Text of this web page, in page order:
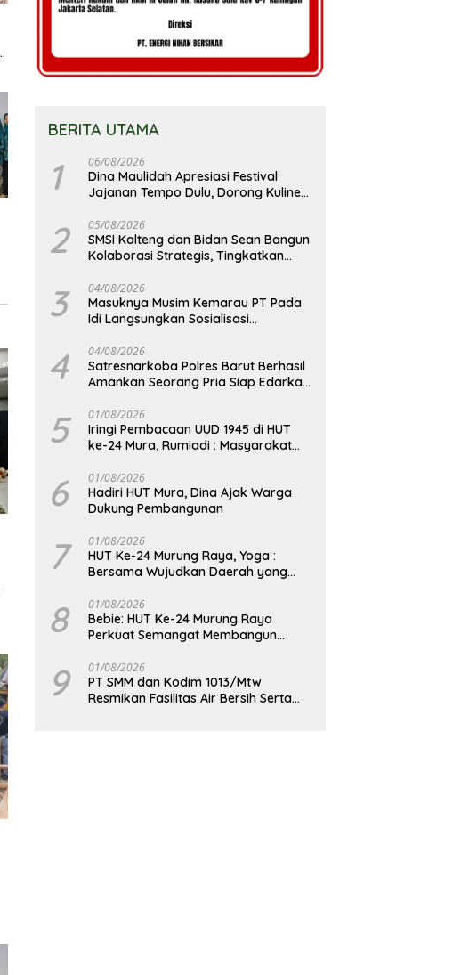
BERITA UTAMA
1 06/08/2026
Dina Maulidah Apresiasi Festival
Jajanan Tempo Dulu, Dorong Kuliner
2 05/08/2026
SMSI Kalteng dan Bidan Sean Bangun
Kolaborasi Strategis, Tingkatkan
3 04/08/2026
Masuknya Musim Kemarau PT Pada
Idi Langsungkan Sosialisasi
4 04/08/2026
Satresnarkoba Polres Barut Berhasil
Amankan Seorang Pria Siap Edarkan
Gram
5 01/08/2026
Iringi Pembacaan UUD 1945 di HUT
ke-24 Mura, Rumiadi : Masyarakat
yang Lebih Besar
6 01/08/2026
Hadiri HUT Mura, Dina Ajak Warga
Dukung Pembangunan
7 01/08/2026
HUT Ke-24 Murung Raya, Yoga :
Bersama Wujudkan Daerah yang
8 01/08/2026
Bebie: HUT Ke-24 Murung Raya
Perkuat Semangat Membangun
9 01/08/2026
PT SMM dan Kodim 1013/Mtw
Resmikan Fasilitas Air Bersih Serta